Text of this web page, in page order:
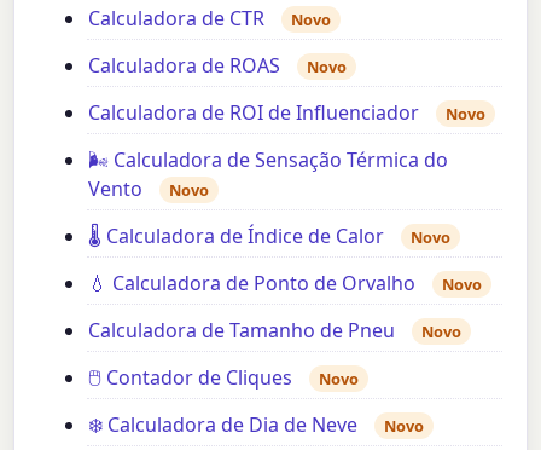
Calculadora de CTR Novo
Calculadora de ROAS Novo
Calculadora de ROI de Influenciador Novo
🌬️ Calculadora de Sensação Térmica do
Vento
Novo
🌡️ Calculadora de Índice de Calor Novo
💧 Calculadora de Ponto de Orvalho Novo
Calculadora de Tamanho de Pneu Novo
🖱️ Contador de Cliques Novo
❄️ Calculadora de Dia de Neve Novo